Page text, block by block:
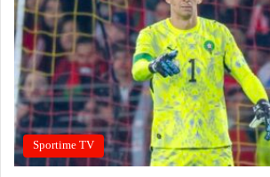
Sportime TV